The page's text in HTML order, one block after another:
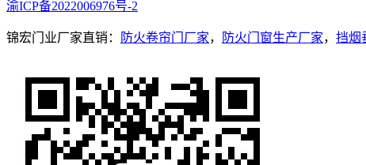
渝ICP备2022006976号-2
锦宏门业厂家直销： 防火卷帘门厂家， 防火门窗生产厂家， 挡烟